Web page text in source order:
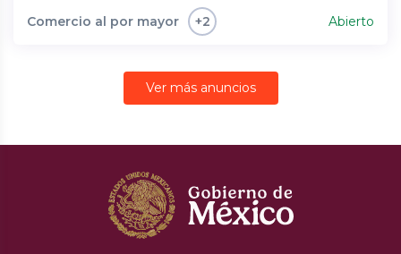
Comercio al por mayor +2 Abierto
Ver más anuncios